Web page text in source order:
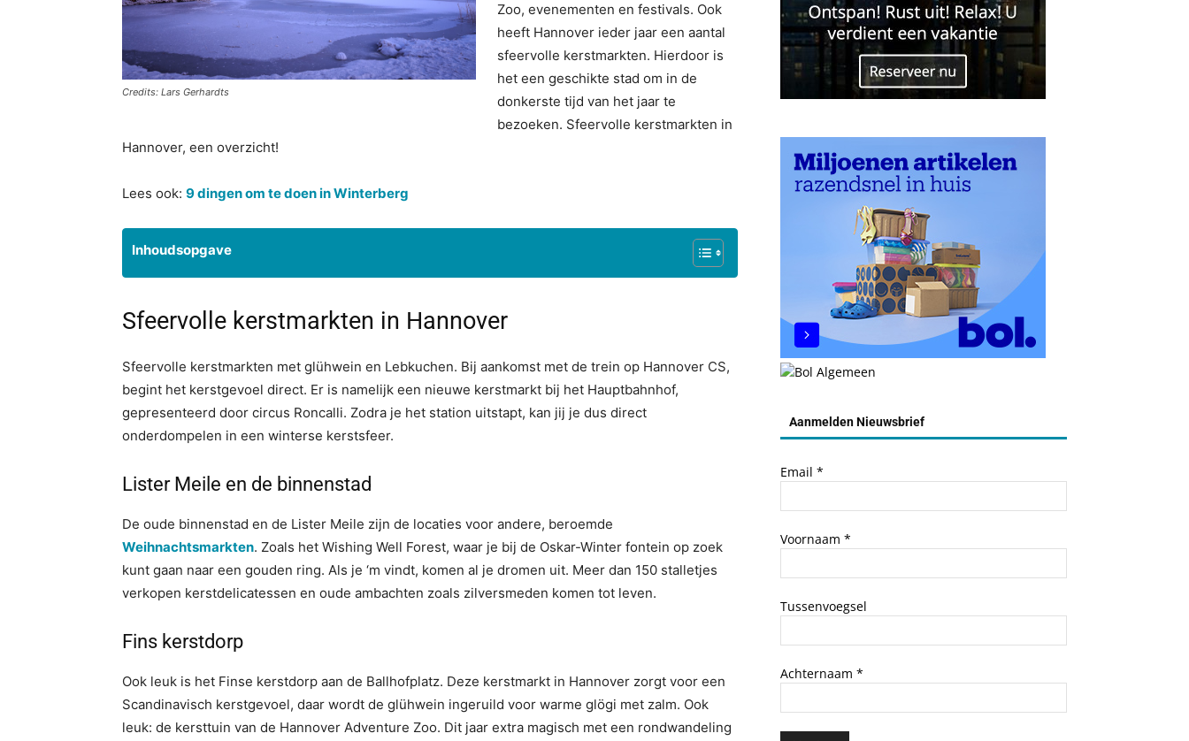
Credits: Lars Gerhardts
Zoo, evenementen en festivals. Ook
heeft Hannover ieder jaar een aantal
sfeervolle kerstmarkten. Hierdoor is
het een geschikte stad om in de
donkerste tijd van het jaar te
bezoeken. Sfeervolle kerstmarkten in
Hannover, een overzicht!
Lees ook: 9 dingen om te doen in Winterberg
Inhoudsopgave
Sfeervolle kerstmarkten in Hannover
Sfeervolle kerstmarkten met glühwein en Lebkuchen. Bij aankomst met de trein op Hannover CS,
begint het kerstgevoel direct. Er is namelijk een nieuwe kerstmarkt bij het Hauptbahnhof,
gepresenteerd door circus Roncalli. Zodra je het station uitstapt, kan jij je dus direct
onderdompelen in een winterse kerstsfeer.
Lister Meile en de binnenstad
De oude binnenstad en de Lister Meile zijn de locaties voor andere, beroemde
Weihnachtsmarkten. Zoals het Wishing Well Forest, waar je bij de Oskar-Winter fontein op zoek
kunt gaan naar een gouden ring. Als je ‘m vindt, komen al je dromen uit. Meer dan 150 stalletjes
verkopen kerstdelicatessen en oude ambachten zoals zilversmeden komen tot leven.
Fins kerstdorp
Ook leuk is het Finse kerstdorp aan de Ballhofplatz. Deze kerstmarkt in Hannover zorgt voor een
Scandinavisch kerstgevoel, daar wordt de glühwein ingeruild voor warme glögi met zalm. Ook
leuk: de kersttuin van de Hannover Adventure Zoo. Dit jaar extra magisch met een rondwandeling
Aanmelden Nieuwsbrief
Email *
Voornaam *
Tussenvoegsel
Achternaam *